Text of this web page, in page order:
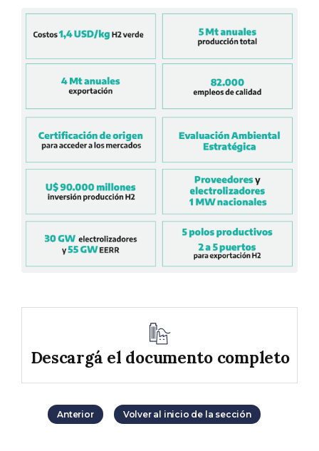
Descargá el documento completo
Anterior Volver al inicio de la sección